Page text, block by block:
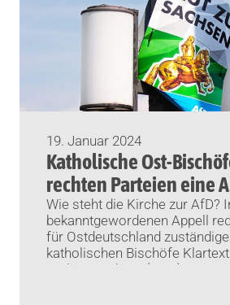
19. Januar 2024
Katholische Ost-
rechten Parteien eine
Wie steht die Kirche zur AfD?
bekanntgewordenen Appell
für Ostdeutschland
katholischen Bischöfe
Berlin/Hamburg (KNA) Zum